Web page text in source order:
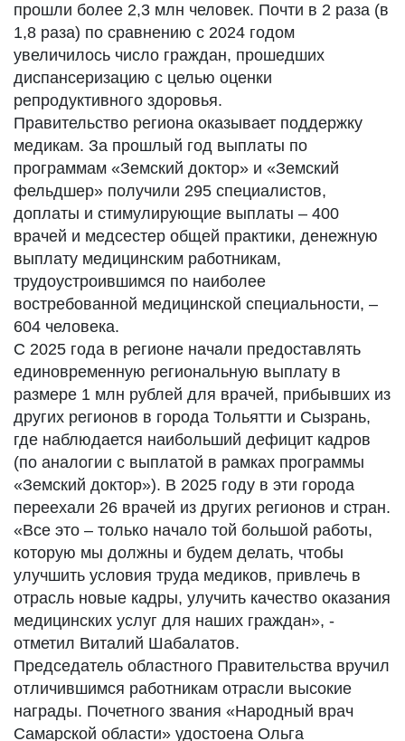
прошли более 2,3 млн человек. Почти в 2 раза (в
1,8 раза) по сравнению с 2024 годом
увеличилось число граждан, прошедших
диспансеризацию с целью оценки
репродуктивного здоровья.
Правительство региона оказывает поддержку
медикам. За прошлый год выплаты по
программам «Земский доктор» и «Земский
фельдшер» получили 295 специалистов,
доплаты и стимулирующие выплаты – 400
врачей и медсестер общей практики, денежную
выплату медицинским работникам,
трудоустроившимся по наиболее
востребованной медицинской специальности, –
604 человека.
С 2025 года в регионе начали предоставлять
единовременную региональную выплату в
размере 1 млн рублей для врачей, прибывших из
других регионов в города Тольятти и Сызрань,
где наблюдается наибольший дефицит кадров
(по аналогии с выплатой в рамках программы
«Земский доктор»). В 2025 году в эти города
переехали 26 врачей из других регионов и стран.
«Все это – только начало той большой работы,
которую мы должны и будем делать, чтобы
улучшить условия труда медиков, привлечь в
отрасль новые кадры, улучить качество оказания
медицинских услуг для наших граждан», -
отметил Виталий Шабалатов.
Председатель областного Правительства вручил
отличившимся работникам отрасли высокие
награды. Почетного звания «Народный врач
Самарской области» удостоена Ольга